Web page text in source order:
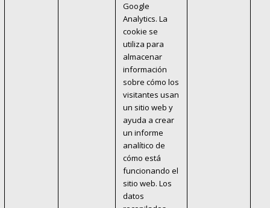
Google
Analytics. La
cookie se
utiliza para
almacenar
información
sobre cómo los
visitantes usan
un sitio web y
ayuda a crear
un informe
analítico de
cómo está
funcionando el
sitio web. Los
datos